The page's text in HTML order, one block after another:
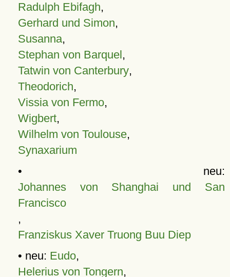
Radulph Ebifagh,
Gerhard und Simon,
Susanna,
Stephan von Barquel,
Tatwin von Canterbury,
Theodorich,
Vissia von Fermo,
Wigbert,
Wilhelm von Toulouse,
Synaxarium
• neu:
Johannes von Shanghai und San
Francisco
,
Franziskus Xaver Truong Buu Diep
• neu: Eudo,
Helerius von Tongern,